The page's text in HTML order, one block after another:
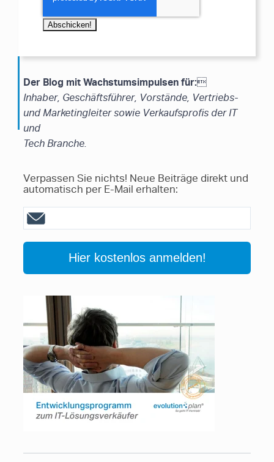
Der Blog mit Wachstumsimpulsen für:
Inhaber, Geschäftsführer, Vorstände, Vertriebs-
und Marketingleiter sowie Verkaufsprofis der IT
und
Tech Branche.
Verpassen Sie nichts! Neue Beiträge direkt und
automatisch per E-Mail erhalten: